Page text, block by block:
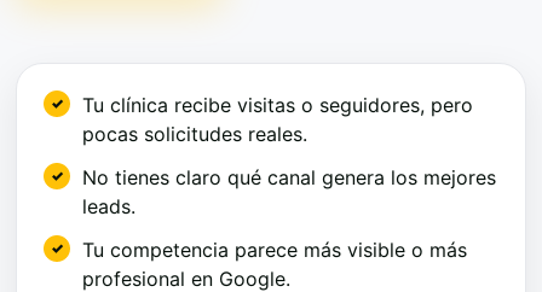
Tu clínica recibe visitas o seguidores, pero
pocas solicitudes reales.
No tienes claro qué canal genera los mejores
leads.
Tu competencia parece más visible o más
profesional en Google.